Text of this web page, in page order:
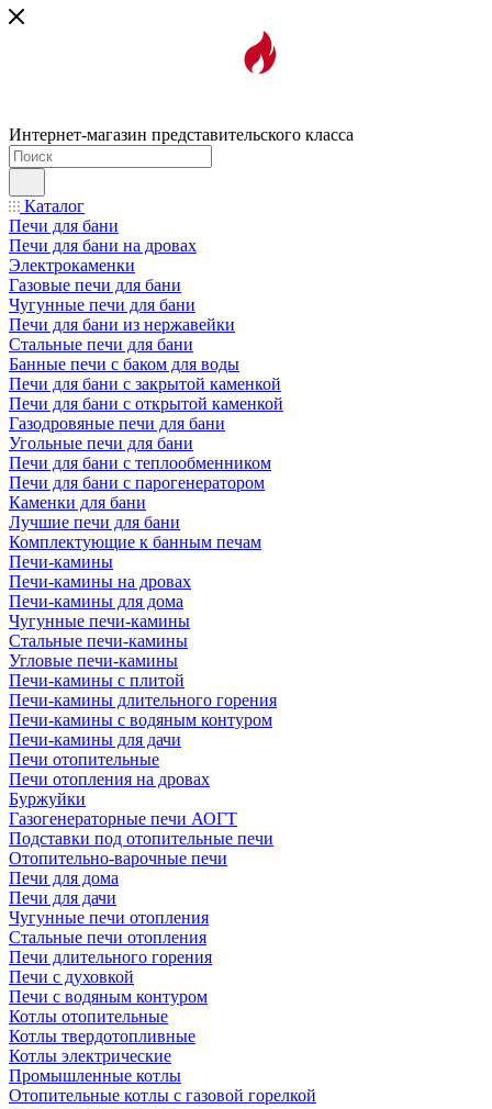
Интернет-магазин представительского класса
Каталог
Печи для бани
Печи для бани на дровах
Электрокаменки
Газовые печи для бани
Чугунные печи для бани
Печи для бани из нержавейки
Стальные печи для бани
Банные печи с баком для воды
Печи для бани с закрытой каменкой
Печи для бани с открытой каменкой
Газодровяные печи для бани
Угольные печи для бани
Печи для бани с теплообменником
Печи для бани с парогенератором
Каменки для бани
Лучшие печи для бани
Комплектующие к банным печам
Печи-камины
Печи-камины на дровах
Печи-камины для дома
Чугунные печи-камины
Стальные печи-камины
Угловые печи-камины
Печи-камины с плитой
Печи-камины длительного горения
Печи-камины с водяным контуром
Печи-камины для дачи
Печи отопительные
Печи отопления на дровах
Буржуйки
Газогенераторные печи АОГТ
Подставки под отопительные печи
Отопительно-варочные печи
Печи для дома
Печи для дачи
Чугунные печи отопления
Стальные печи отопления
Печи длительного горения
Печи с духовкой
Печи с водяным контуром
Котлы отопительные
Котлы твердотопливные
Котлы электрические
Промышленные котлы
Отопительные котлы с газовой горелкой